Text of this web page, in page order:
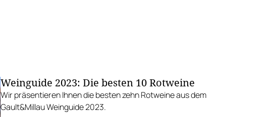
Weinguide 2023: Die besten 10 Rotweine
Wir präsentieren Ihnen die besten zehn Rotweine aus dem
Gault&Millau Weinguide 2023.